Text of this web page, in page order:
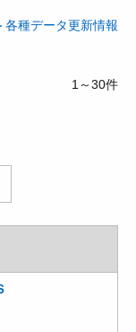
各種データ更新情報
1～30件